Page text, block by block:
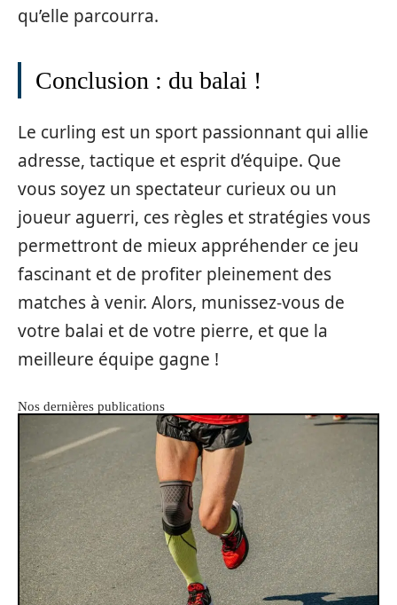
qu’elle parcourra.
Conclusion : du balai !
Le curling est un sport passionnant qui allie
adresse, tactique et esprit d’équipe. Que
vous soyez un spectateur curieux ou un
joueur aguerri, ces règles et stratégies vous
permettront de mieux appréhender ce jeu
fascinant et de profiter pleinement des
matches à venir. Alors, munissez-vous de
votre balai et de votre pierre, et que la
meilleure équipe gagne !
Nos dernières publications